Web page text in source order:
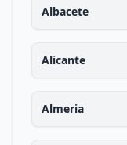
Albacete
Alicante
Almeria